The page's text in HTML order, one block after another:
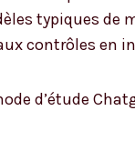
typiques de
contrôles en
d’étude